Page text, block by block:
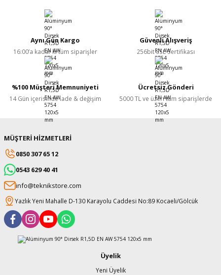
Aynı Gün Kargo
16:00’a kadar ki tüm siparişler
Güvenli Alışveriş
256bit SSL Sertifikası
%100 Müşteri Memnuniyeti
14 Gün içerisinde iade & değişim
Ücretsiz Gönderi
5000 TL ve üzeri tüm siparişlerde
MÜŞTERİ HİZMETLERİ
0850 307 65 12
0543 629 40 41
info@teknikstore.com
Yazlık Yeni Mahalle D-130 Karayolu Caddesi No:89 Kocaeli/Gölcük
Üyelik
Yeni Üyelik